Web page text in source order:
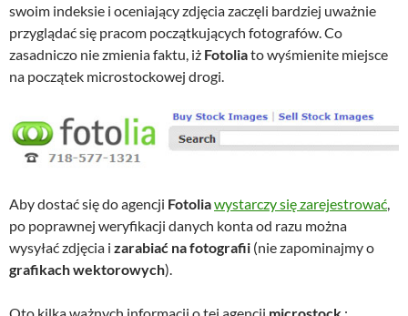
swoim indeksie i oceniający zdjęcia zaczęli bardziej uważnie
przyglądać się pracom początkujących fotografów. Co
zasadniczo nie zmienia faktu, iż Fotoliato wyśmienite miejsce
na początek microstockowej drogi.
Aby dostać się do agencji Fotoliawystarczy się zarejestrować
po poprawnej weryfikacji danych konta od razu można
wysyłać zdjęcia i zarabiać na fotografii (nie zapominajmy o
grafikach wektorowych).